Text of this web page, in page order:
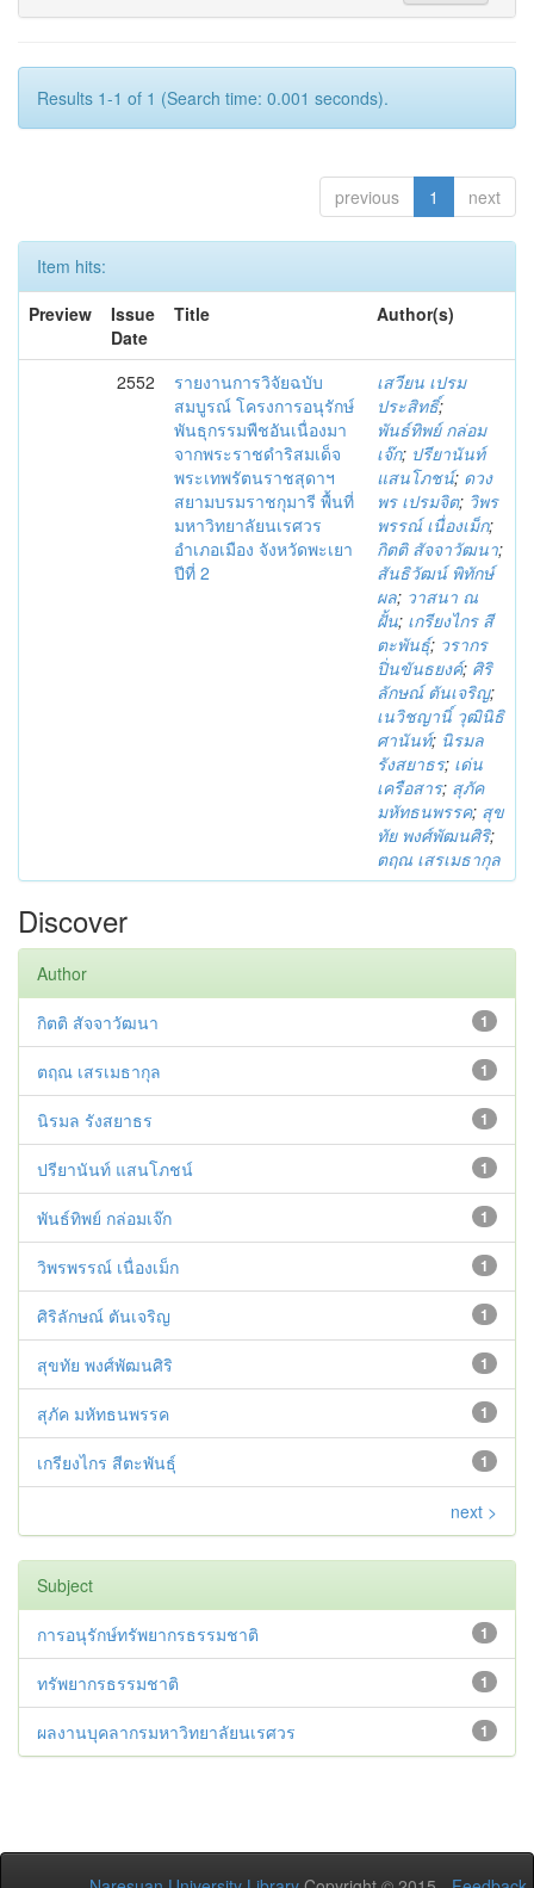
Results 1-1 of 1 (Search time: 0.001 seconds).
previous 1 next
Item hits:
Preview
Issue
Date
Title Author(s)
2552
รายงานการวิจัยฉบับ
สมบูรณ์ โครงการอนุรักษ์
พันธุกรรมพืชอันเนื่องมา
จากพระราชดำริสมเด็จ
พระเทพรัตนราชสุดาฯ
สยามบรมราชกุมารี พื้นที่
มหาวิทยาลัยนเรศวร
อำเภอเมือง จังหวัดพะเยา
ปีที่ 2
เสวียน เปรม
ประสิทธิ์;
พันธ์ทิพย์ กล่อม
เจ๊ก; ปรียานันท์
แสนโภชน์; ดวง
พร เปรมจิต; วิพร
พรรณ์ เนื่องเม็ก;
กิตติ สัจจาวัฒนา;
สันธิวัฒน์ พิทักษ์
ผล; วาสนา ณ
ฝั้น; เกรียงไกร สี
ตะพันธุ์; วรากร
ปิ่นขันธยงค์; ศิริ
ลักษณ์ ตันเจริญ;
เนวิชญานิ์ วุฒินิธิ
ศานันท์; นิรมล
รังสยาธร; เด่น
เครือสาร; สุภัค
มหัทธนพรรค; สุข
ทัย พงศ์พัฒนศิริ;
ตฤณ เสรเมธากุล
Discover
Author
1
กิตติ สัจจาวัฒนา
1
ตฤณ เสรเมธากุล
1
นิรมล รังสยาธร
1
ปรียานันท์ แสนโภชน์
1
พันธ์ทิพย์ กล่อมเจ๊ก
1
วิพรพรรณ์ เนื่องเม็ก
1
ศิริลักษณ์ ตันเจริญ
1
สุขทัย พงศ์พัฒนศิริ
1
สุภัค มหัทธนพรรค
1
เกรียงไกร สีตะพันธุ์
next >
Subject
1
การอนุรักษ์ทรัพยากรธรรมชาติ
1
ทรัพยากรธรรมชาติ
1
ผลงานบุคลากรมหาวิทยาลัยนเรศวร